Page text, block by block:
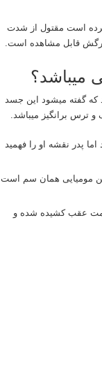
است مقتول از شدت
قابل مشاهده است.
میباشد؟
که گفته میشود این جسد
ترس برانگیز میباشد.
پدر نقشه او را فهمید
مومیایی همان سم است
عقب کشیده شده و